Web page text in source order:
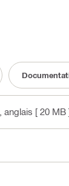
, anglais [ 20 MB